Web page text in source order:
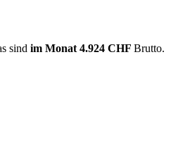
sind im Monat 4.924 CHF Brutto.